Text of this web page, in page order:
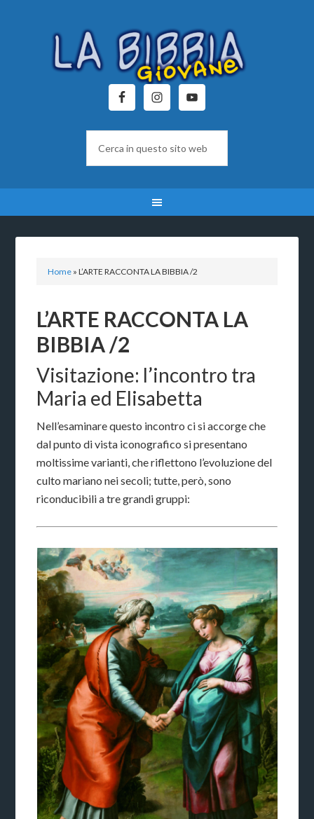
Home »L’ARTE RACCONTA LA BIBBIA /2
L’ARTE RACCONTA LA
BIBBIA /2
Visitazione: l’incontro tra
Maria ed Elisabetta
Nell’esaminare questo incontro ci si accorge che
dal punto di vista iconografico si presentano
moltissime varianti, che riflettono l’evoluzione del
culto mariano nei secoli; tutte, però, sono
riconducibili a tre grandi gruppi: